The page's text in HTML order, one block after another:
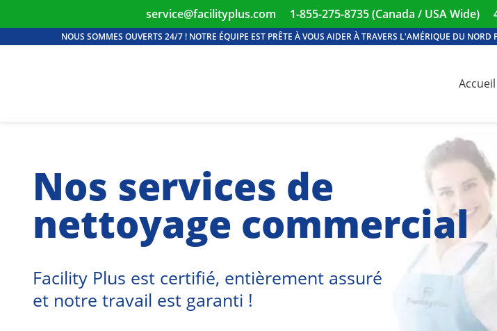
Nos services de
nettoyage commercial
Facility Plus est certifié, entièrement assuré
et notre travail est garanti !
service@facilityplus.com 1-855-275-8735 (Canada / USA Wide)
NOUS SOMMES OUVERTS 24/7 ! NOTRE ÉQUIPE EST PRÊTE À VOUS AIDER À TRAVERS L'AMÉRIQUE DU
Accueil